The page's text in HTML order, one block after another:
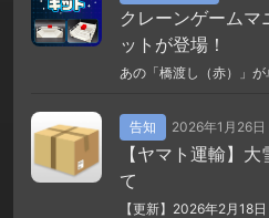
クレーンゲームマ
ットが登場！
あの「橋渡し（赤）」が
告知 2026年1月26
【ヤマト運輸】
て
【更新】2026年2月18